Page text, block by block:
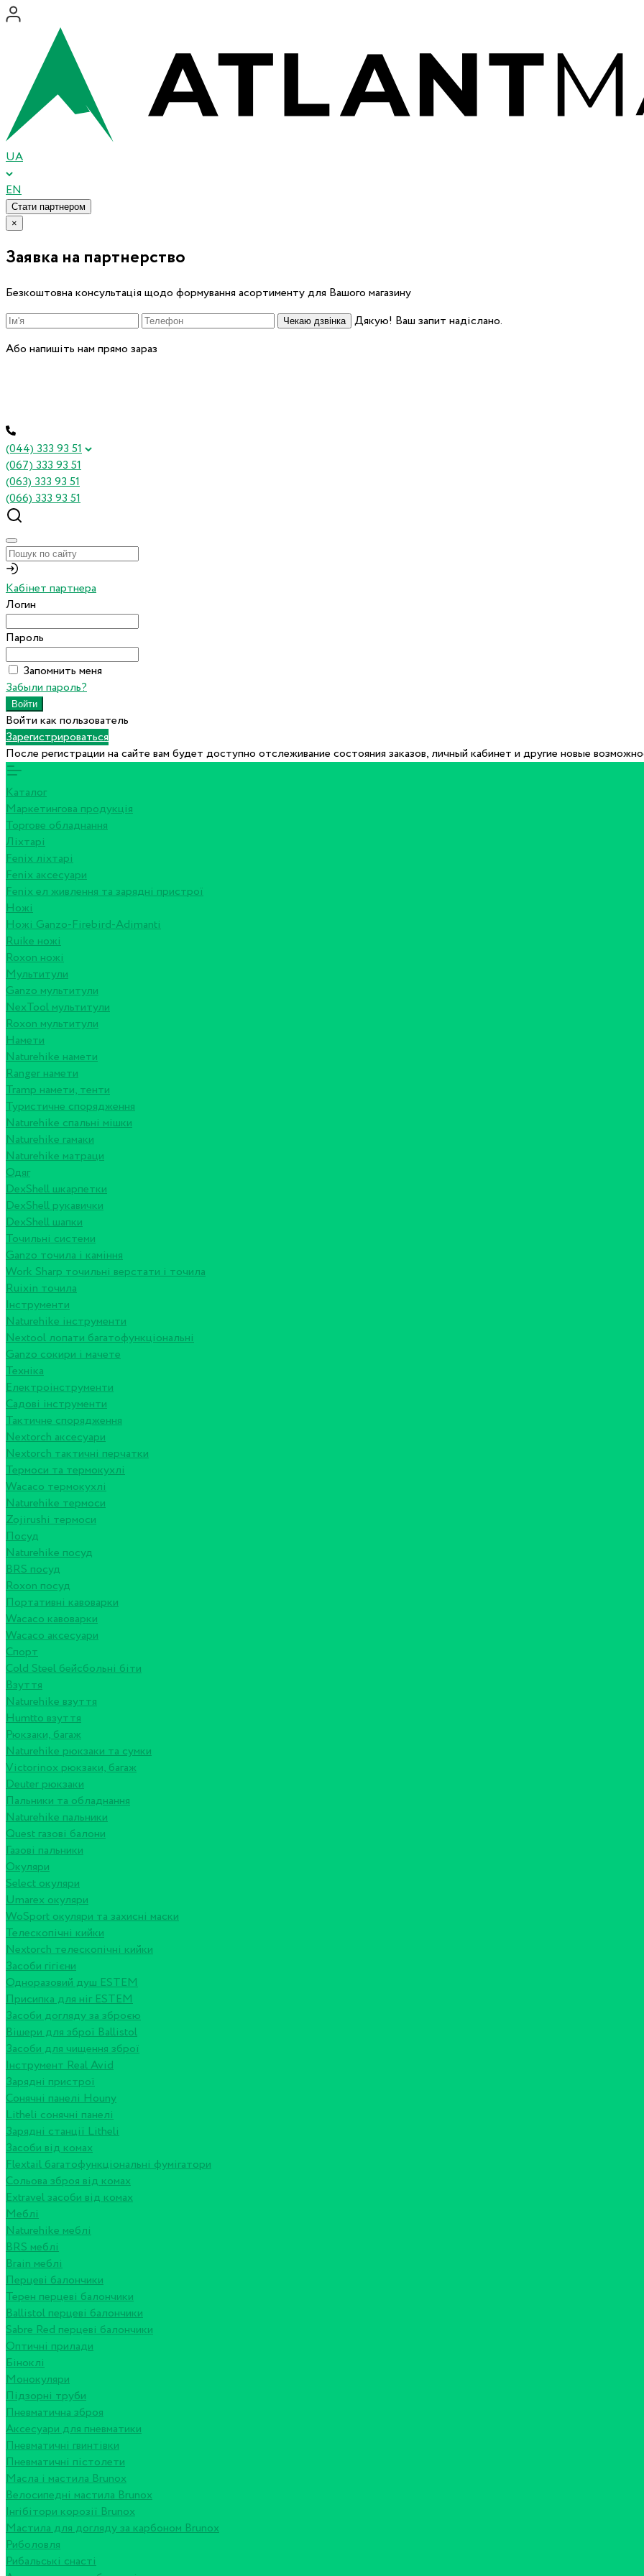
UA
EN
Стати партнером
×
Заявка на партнерство
Безкоштовна консультація щодо формування асортименту для Вашого магазину
Чекаю дзвінка
Дякую! Ваш запит надіслано.
Або напишіть нам прямо зараз
(044) 333 93 51
(067) 333 93 51
(063) 333 93 51
(066) 333 93 51
Кабінет партнера
Логин
Пароль
Запомнить меня
Забыли пароль?
Войти как пользователь
Зарегистрироваться
После регистрации на сайте вам будет доступно отслеживание состояния заказов, личный кабинет и другие новые
Каталог
Маркетингова продукція
Торгове обладнання
Ліхтарі
Fenix ліхтарі
Fenix аксесуари
Fenix ел живлення та зарядні пристрої
Ножі
Ножі Ganzo-Firebird-Adimanti
Ruike ножі
Roxon ножi
Мультитули
Ganzo мультитули
NexTool мультитули
Roxon мультитули
Намети
Naturehike намети
Ranger намети
Tramp намети, тенти
Туристичне спорядження
Naturehike спальні мішки
Naturehike гамаки
Naturehike матраци
Одяг
DexShell шкарпетки
DexShell рукавички
DexShell шапки
Точильні системи
Ganzo точила і каміння
Work Sharp точильні верстати і точила
Ruixin точила
Інструменти
Naturehike інструменти
Nextool лопати багатофункціональні
Ganzo сокири і мачете
Техніка
Електроінструменти
Садові інструменти
Тактичне спорядження
Nextorch аксесуари
Nextorch тактичні перчатки
Термоси та термокухлі
Wacaco термокухлі
Naturehike термоси
Zojirushi термоси
Посуд
Naturehike посуд
BRS посуд
Roxon посуд
Портативні кавоварки
Wacaco кавоварки
Wacaco аксесуари
Спорт
Cold Steel бейсбольні біти
Взуття
Naturehike взуття
Humtto взуття
Рюкзаки, багаж
Naturehike рюкзаки та сумки
Victorinox рюкзаки, багаж
Deuter рюкзаки
Пальники та обладнання
Naturehike пальники
Quest газові балони
Газові пальники
Окуляри
Select окуляри
Umarex окуляри
WoSport окуляри та захисні маски
Телескопічні кийки
Nextorch телескопічні кийки
Засоби гігієни
Одноразовий душ ESTEM
Присипка для ніг ESTEM
Засоби догляду за зброєю
Вішери для зброї Ballistol
Засоби для чищення зброї
Інструмент Real Avid
Зарядні пристрої
Сонячні панелі Houny
Litheli сонячні панелі
Зарядні станції Litheli
Засоби від комах
Flextail багатофункціональні фумігатори
Сольова зброя від комах
Extravel засоби від комах
Меблі
Naturehike меблі
BRS меблі
Brain меблі
Перцеві балончики
Терен перцеві балончики
Ballistol перцеві балончики
Sabre Red перцеві балончики
Оптичні прилади
Біноклі
Монокуляри
Підзорні труби
Пневматична зброя
Аксесуари для пневматики
Пневматичні гвинтівки
Пневматичні пістолети
Масла і мастила Brunox
Велосипедні мастила Brunox
Інгібітори корозії Brunox
Мастила для догляду за карбоном Brunox
Риболовля
Рибальські снасті